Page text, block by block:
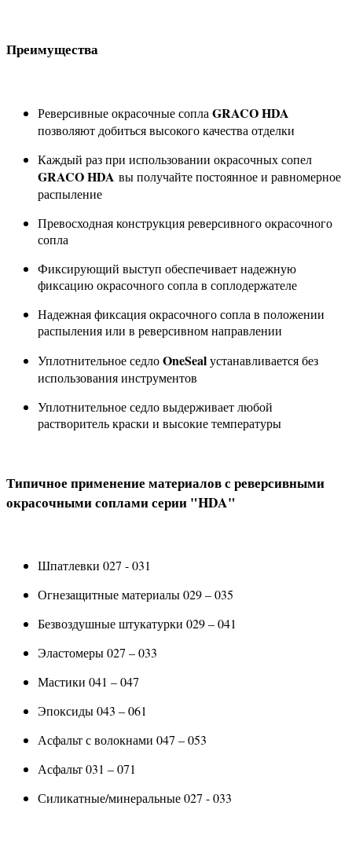
Преимущества
Реверсивные окрасочные сопла GRACO HDA
позволяют добиться высокого качества отделки
Каждый раз при использовании окрасочных сопел
GRACO HDA вы получайте постоянное и равномерное
распыление
Превосходная конструкция реверсивного окрасочного
сопла
Фиксирующий выступ обеспечивает надежную
фиксацию окрасочного сопла в соплодержателе
Надежная фиксация окрасочного сопла в положении
распыления или в реверсивном направлении
Уплотнительное седлоOneSealустанавливается без
использования инструментов
Уплотнительное седло выдерживает любой
растворитель краски и высокие температуры
Типичное применение материалов с реверсивными
окрасочными соплами серии "HDA"
Шпатлевки 027 - 031
Огнезащитные материалы 029 – 035
Безвоздушные штукатурки 029 – 041
Эластомеры 027 – 033
Мастики 041 – 047
Эпоксиды 043 – 061
Асфальт с волокнами 047 – 053
Асфальт 031 – 071
Силикатные/минеральные 027 - 033